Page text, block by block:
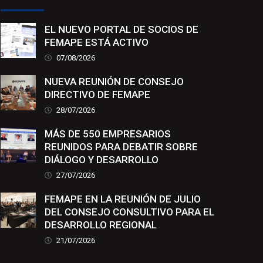
EL NUEVO PORTAL DE SOCIOS DE
FEMAPE ESTÁ ACTIVO
07/08/2026
NUEVA REUNIÓN DE CONSEJO
DIRECTIVO DE FEMAPE
28/07/2026
MÁS DE 550 EMPRESARIOS
REUNIDOS PARA DEBATIR SOBRE
DIÁLOGO Y DESARROLLO
27/07/2026
FEMAPE EN LA REUNIÓN DE JULIO
DEL CONSEJO CONSULTIVO PARA EL
DESARROLLO REGIONAL
21/07/2026